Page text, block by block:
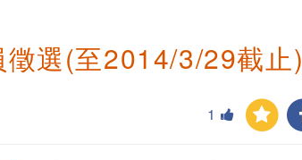
徵選(至2014/3/29截止)
1